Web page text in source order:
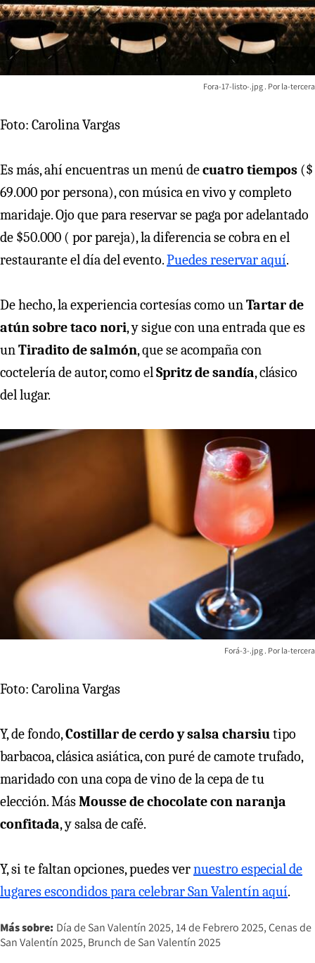
Fora-17-listo-.jpg la-tercera
Foto: Carolina Vargas
Es más, ahí encuentras un menú decuatro tiempos ($
69.000 por persona), con música en vivo y completo
maridaje. Ojo que para reservar se paga por adelantado
de $50.000 ( por pareja), la diferencia se cobra en el
restaurante el día del evento.Puedes reservar aquí.
De hecho, la experiencia cortesías como unTartar de
atún sobre taco nori, y sigue con una entrada que es
unTiradito de salmón, que se acompaña con
coctelería de autor, como elSpritz de sandía, clásico
del lugar.
Forá-3-.jpg la-tercera
Foto: Carolina Vargas
Y, de fondo,Costillar de cerdo y salsa charsiutipo
barbacoa, clásica asiática, con puré de camote trufado,
maridado con una copa de vino de la cepa de tu
elección. MásMousse de chocolate con naranja
confitada, y salsa de café.
Y, si te faltan opciones, puedes vernuestro especial de
lugares escondidos para celebrar San Valentín aquí.
Más sobre: Día de San Valentín 2025 14 de Febrero 2025 Cenas de
San Valentín 2025 Brunch de San Valentín 2025